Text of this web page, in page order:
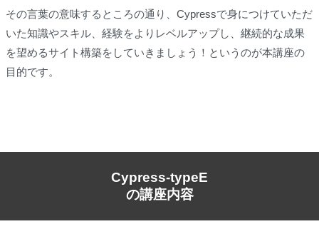
その言葉の意味するところの通り、Cypressで身につけていただ
いた知識やスキル、経験をよりレベルアップし、継続的な成果
を望めるサイト構築をしていきましょう！というのが本講座の
目的です。
Cypress-typeE
の講座内容